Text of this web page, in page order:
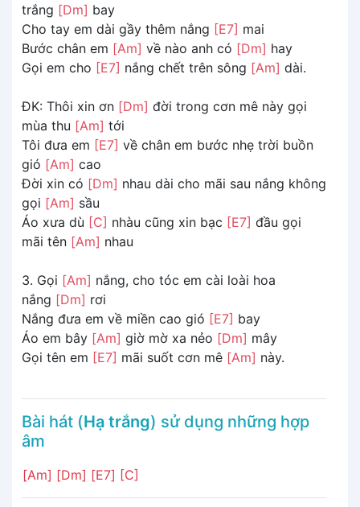
trắng [Dm] bay
Cho tay em dài gầy thêm nắng [E7] mai
Bước chân em [Am] về nào anh có [Dm] hay
Gọi em cho [E7] nắng chết trên sông [Am] dài.
ĐK: Thôi xin ơn [Dm] đời trong cơn mê này gọi
mùa thu [Am] tới
Tôi đưa em [E7] về chân em bước nhẹ trời buồn
gió [Am] cao
Đời xin có [Dm] nhau dài cho mãi sau nắng không
gọi [Am] sầu
Áo xưa dù [C] nhàu cũng xin bạc [E7] đầu gọi
mãi tên [Am] nhau
3. Gọi [Am] nắng, cho tóc em cài loài hoa
nắng [Dm] rơi
Nắng đưa em về miền cao gió [E7] bay
Áo em bây [Am] giờ mờ xa nẻo [Dm] mây
Gọi tên em [E7] mãi suốt cơn mê [Am] này.
Bài hát (Hạ trắng) sử dụng những hợp
âm
[Am] [Dm] [E7] [C]